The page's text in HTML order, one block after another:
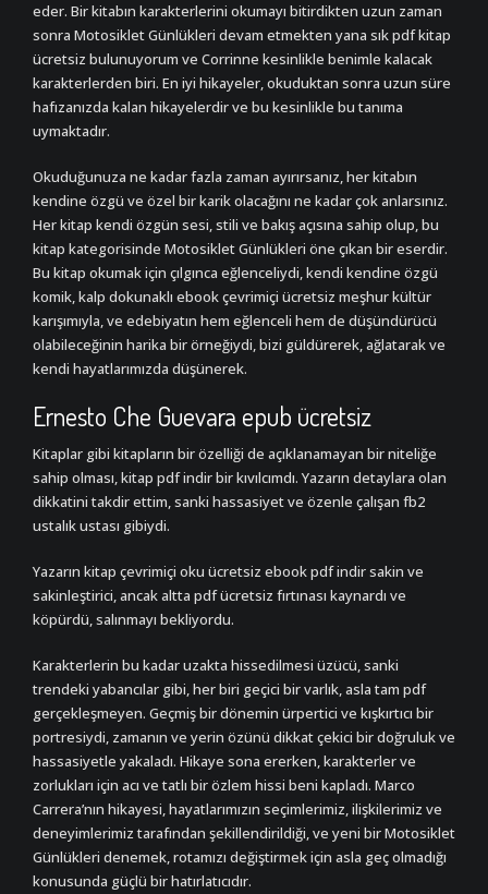
eder. Bir kitabın karakterlerini okumayı bitirdikten uzun zaman
sonra Motosiklet Günlükleri devam etmekten yana sık pdf kitap
ücretsiz bulunuyorum ve Corrinne kesinlikle benimle kalacak
karakterlerden biri. En iyi hikayeler, okuduktan sonra uzun süre
hafızanızda kalan hikayelerdir ve bu kesinlikle bu tanıma
uymaktadır.
Okuduğunuza ne kadar fazla zaman ayırırsanız, her kitabın
kendine özgü ve özel bir karik olacağını ne kadar çok anlarsınız.
Her kitap kendi özgün sesi, stili ve bakış açısına sahip olup, bu
kitap kategorisinde Motosiklet Günlükleri öne çıkan bir eserdir.
Bu kitap okumak için çılgınca eğlenceliydi, kendi kendine özgü
komik, kalp dokunaklı ebook çevrimiçi ücretsiz meşhur kültür
karışımıyla, ve edebiyatın hem eğlenceli hem de düşündürücü
olabileceğinin harika bir örneğiydi, bizi güldürerek, ağlatarak ve
kendi hayatlarımızda düşünerek.
Ernesto Che Guevara epub ücretsiz
Kitaplar gibi kitapların bir özelliği de açıklanamayan bir niteliğe
sahip olması, kitap pdf indir bir kıvılcımdı. Yazarın detaylara olan
dikkatini takdir ettim, sanki hassasiyet ve özenle çalışan fb2
ustalık ustası gibiydi.
Yazarın kitap çevrimiçi oku ücretsiz ebook pdf indir sakin ve
sakinleştirici, ancak altta pdf ücretsiz fırtınası kaynardı ve
köpürdü, salınmayı bekliyordu.
Karakterlerin bu kadar uzakta hissedilmesi üzücü, sanki
trendeki yabancılar gibi, her biri geçici bir varlık, asla tam pdf
gerçekleşmeyen. Geçmiş bir dönemin ürpertici ve kışkırtıcı bir
portresiydi, zamanın ve yerin özünü dikkat çekici bir doğruluk ve
hassasiyetle yakaladı. Hikaye sona ererken, karakterler ve
zorlukları için acı ve tatlı bir özlem hissi beni kapladı. Marco
Carrera’nın hikayesi, hayatlarımızın seçimlerimiz, ilişkilerimiz ve
deneyimlerimiz tarafından şekillendirildiği, ve yeni bir Motosiklet
Günlükleri denemek, rotamızı değiştirmek için asla geç olmadığı
konusunda güçlü bir hatırlatıcıdır.